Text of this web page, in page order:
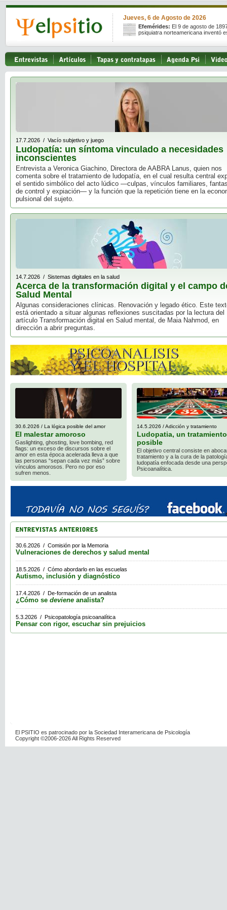
Jueves, 6 de Agosto de 2026
Efemérides: El 9 de agosto de
psiquiatra norteamericana inventó
17.7.2026 / Vacío subjetivo y juego
Ludopatía: un síntoma vinculado a necesidades
inconscientes
Entrevista a Veronica Giachino, Directora de AABRA Lanus, quien nos
comenta sobre el tratamiento de ludopatía, en el cual resulta central
el sentido simbólico del acto lúdico —culpas, vínculos familiares,
de control y expiación— y la función que la repetición tiene en la
pulsional del sujeto.
14.7.2026 / Sistemas digitales en la salud
Acerca de la transformación digital y el campo
Salud Mental
Algunas consideraciones clínicas. Renovación y legado ético. Este
está orientado a situar algunas reflexiones suscitadas por la lectura del
artículo Transformación digital en Salud mental, de Maia Nahmod, en
dirección a abrir preguntas.
30.6.2026 / La lógica posible del amor
El malestar amoroso
Gaslighting, ghosting, love bombing, red
flags: un exceso de discursos sobre el
amor en esta época acelerada lleva a que
las personas “sepan cada vez más” sobre
vínculos amorosos. Pero no por eso
sufren menos.
14.5.2026 / Adicción y tratamiento
Ludopatia, un tratamiento
posible
El objetivo central consiste en
tratamiento y a la cura de la
ludopatía enfocada desde una
Psicoanalítica.
30.6.2026 / Comisión por la Memoria
Vulneraciones de derechos y salud mental
18.5.2026 / Cómo abordarlo en las escuelas
Autismo, inclusión y diagnóstico
17.4.2026 / De-formación de un analista
¿Cómo se deviene analista?
5.3.2026 / Psicopatología psicoanalítica
Pensar con rigor, escuchar sin prejuicios
El PSITIO es patrocinado por la Sociedad Interamericana de Psicología
Copyright ©2006-2026 All Rights Reserved